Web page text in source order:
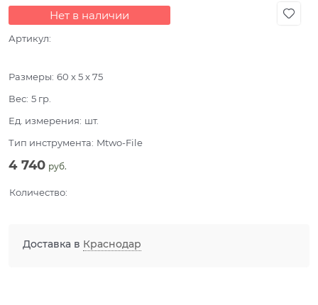
Нет в наличии
Артикул:
Размеры: 60 x 5 x 75
Вес: 5 гр.
Ед. измерения: шт.
Тип инструмента: Mtwo-File
4 740 руб.
Количество:
Доставка в Краснодар